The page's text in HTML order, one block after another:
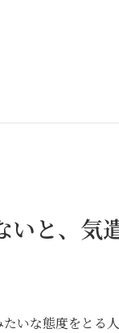
いと、気
いな態度をとる